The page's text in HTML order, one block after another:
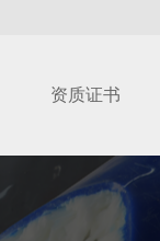
资质证书
资质证书